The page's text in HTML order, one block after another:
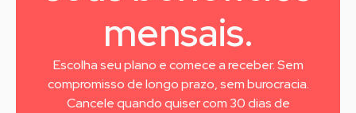
mensais.
Escolha seu plano e comece a receber. Sem
compromisso de longo prazo, sem burocracia.
Cancele quando quiser com 30 dias de